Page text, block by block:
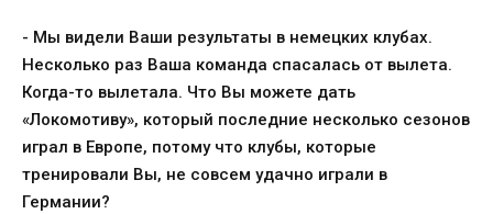
- Мы видели Ваши результаты в немецких клубах.
Несколько раз Ваша команда спасалась от вылета.
Когда-то вылетала. Что Вы можете дать
«Локомотиву», который последние несколько сезонов
играл в Европе, потому что клубы, которые
тренировали Вы, не совсем удачно играли в
Германии?